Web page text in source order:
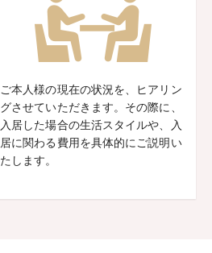
ご本人様の現在の状況を、ヒアリン
グさせていただきます。その際に、
入居した場合の生活スタイルや、入
居に関わる費用を具体的にご説明い
たします。